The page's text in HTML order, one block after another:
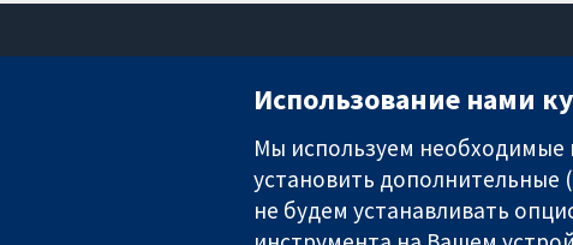
Надёжные доказательства
Информированные решения
Использование нами
Мы используем необходимые
установить
не будем устанавливать